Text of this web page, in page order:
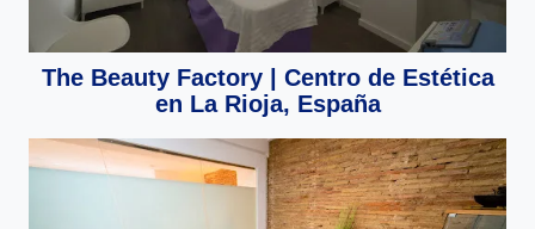
The Beauty Factory | Centro de Estética
en La Rioja, España